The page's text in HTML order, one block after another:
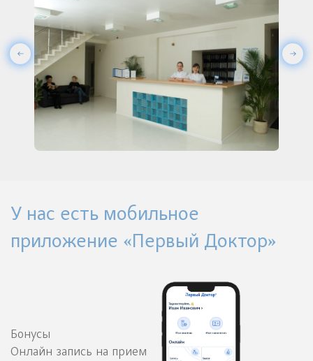
У нас есть мобильное
приложение «Первый Доктор»
Бонусы
Онлайн запись на прием